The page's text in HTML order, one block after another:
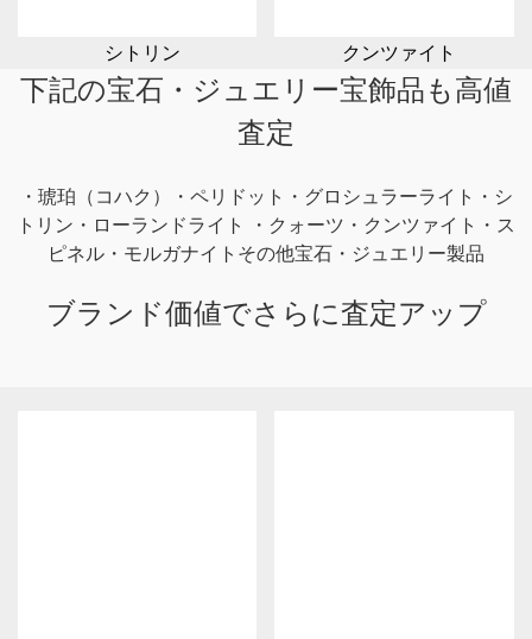
シトリン クンツァイト
下記の宝石・ジュエリー宝飾品も高値
査定
・琥珀（コハク）・ペリドット・グロシュラーライト・シ
トリン・ローランドライト ・クォーツ・クンツァイト・ス
ピネル・モルガナイト その他宝石・ジュエリー製品
ブランド価値でさらに査定アップ